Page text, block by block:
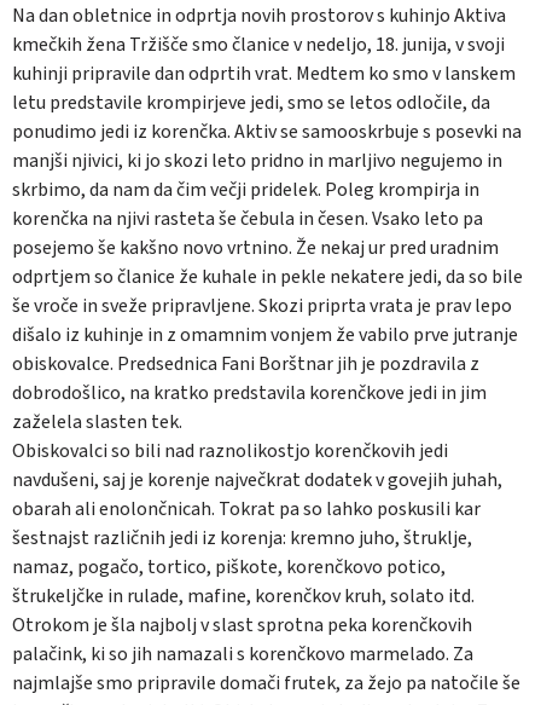
Na dan obletnice in odprtja novih prostorov s kuhinjo Aktiva
kmečkih žena Tržišče smo članice v nedeljo, 18. junija, v svoji
kuhinji pripravile dan odprtih vrat. Medtem ko smo v lanskem
letu predstavile krompirjeve jedi, smo se letos odločile, da
ponudimo jedi iz korenčka. Aktiv se samooskrbuje s posevki na
manjši njivici, ki jo skozi leto pridno in marljivo negujemo in
skrbimo, da nam da čim večji pridelek. Poleg krompirja in
korenčka na njivi rasteta še čebula in česen. Vsako leto pa
posejemo še kakšno novo vrtnino. Že nekaj ur pred uradnim
odprtjem so članice že kuhale in pekle nekatere jedi, da so bile
še vroče in sveže pripravljene. Skozi priprta vrata je prav lepo
dišalo iz kuhinje in z omamnim vonjem že vabilo prve jutranje
obiskovalce. Predsednica Fani Borštnar jih je pozdravila z
dobrodošlico, na kratko predstavila korenčkove jedi in jim
zaželela slasten tek.
Obiskovalci so bili nad raznolikostjo korenčkovih jedi
navdušeni, saj je korenje največkrat dodatek v govejih juhah,
obarah ali enolončnicah. Tokrat pa so lahko poskusili kar
šestnajst različnih jedi iz korenja: kremno juho, štruklje,
namaz, pogačo, tortico, piškote, korenčkovo potico,
štrukeljčke in rulade, mafine, korenčkov kruh, solato itd.
Otrokom je šla najbolj v slast sprotna peka korenčkovih
palačink, ki so jih namazali s korenčkovo marmelado. Za
najmlajše smo pripravile domači frutek, za žejo pa natočile še